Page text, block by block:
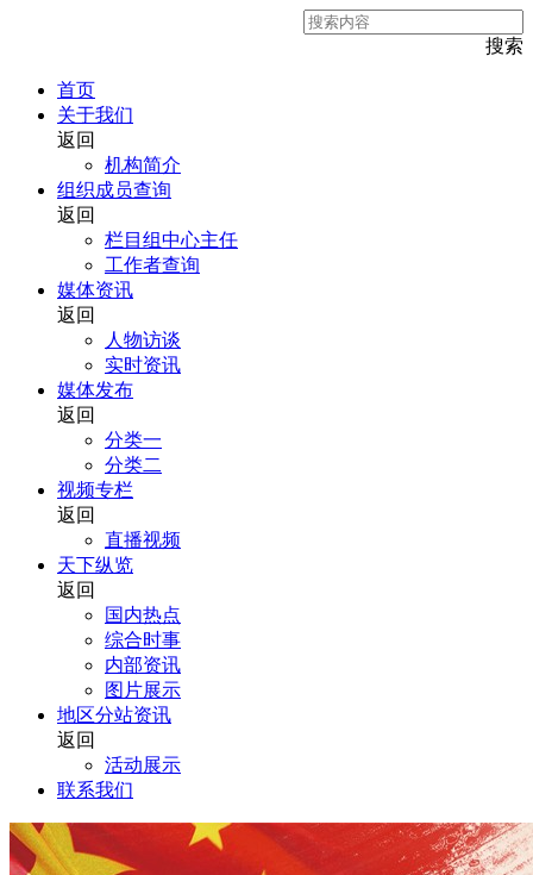
搜索
首页
关于我们
返回
机构简介
组织成员查询
返回
栏目组中心主任
工作者查询
媒体资讯
返回
人物访谈
实时资讯
媒体发布
返回
分类一
分类二
视频专栏
返回
直播视频
天下纵览
返回
国内热点
综合时事
内部资讯
图片展示
地区分站资讯
返回
活动展示
联系我们